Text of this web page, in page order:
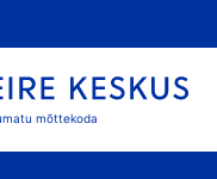
mõttekoda